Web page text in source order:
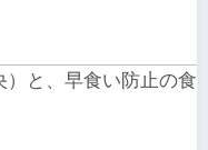
と、早食い防止の食